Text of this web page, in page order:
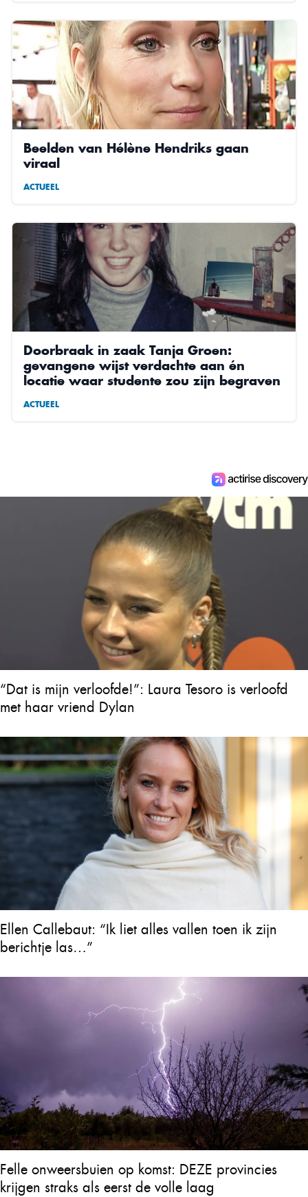
Beelden van Hélène Hendriks gaan
viraal
ACTUEEL
Doorbraak in zaak Tanja Groen:
gevangene wijst verdachte aan én
locatie waar studente zou zijn begraven
ACTUEEL
“Dat is mijn verloofde!”: Laura Tesoro is verloofd
met haar vriend Dylan
Ellen Callebaut: “Ik liet alles vallen toen ik zijn
berichtje las…”
Felle onweersbuien op komst: DEZE provincies
krijgen straks als eerst de volle laag